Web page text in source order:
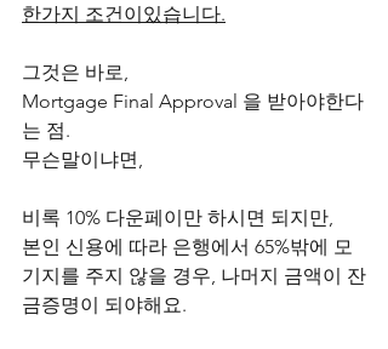
한가지 조건이있습니다.
그것은 바로,
Mortgage Final Approval 을 받아야한다
는 점.
무슨말이냐면,
비록 10% 다운페이만 하시면 되지만,
본인 신용에 따라 은행에서 65%밖에 모
기지를 주지 않을 경우, 나머지 금액이 잔
금증명이 되야해요.